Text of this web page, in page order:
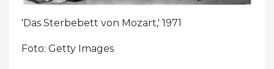
'Das Sterbebett von Mozart,' 1971
Foto: Getty Images